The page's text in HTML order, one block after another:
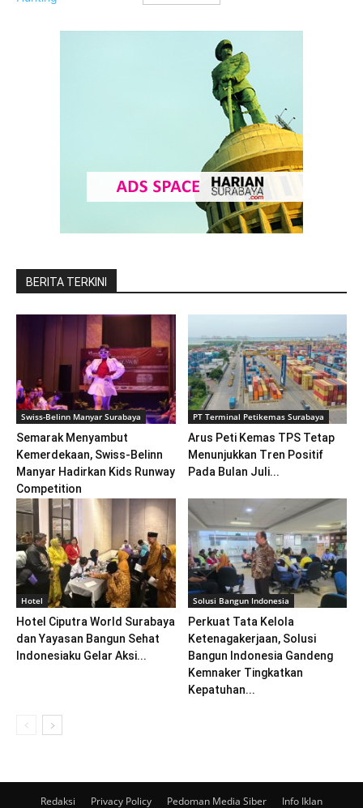
BERITA TERKINI
Swiss-Belinn Manyar Surabaya
Semarak Menyambut
Kemerdekaan, Swiss-Belinn
Manyar Hadirkan Kids Runway
Competition
PT Terminal Petikemas Surabaya
Arus Peti Kemas TPS Tetap
Menunjukkan Tren Positif
Pada Bulan Juli...
Hotel
Hotel Ciputra World Surabaya
dan Yayasan Bangun Sehat
Indonesiaku Gelar Aksi...
Solusi Bangun Indonesia
Perkuat Tata Kelola
Ketenagakerjaan, Solusi
Bangun Indonesia Gandeng
Kemnaker Tingkatkan
Kepatuhan...
Redaksi Privacy Policy Pedoman Media Siber Info Iklan